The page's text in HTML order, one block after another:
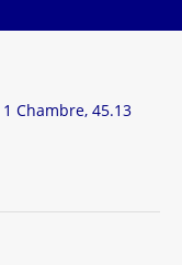
Chambre, 45.13